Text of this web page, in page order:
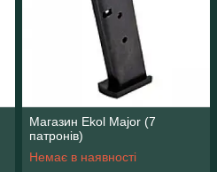
Магазин Ekol Major (7
патронів)
Немає в наявності